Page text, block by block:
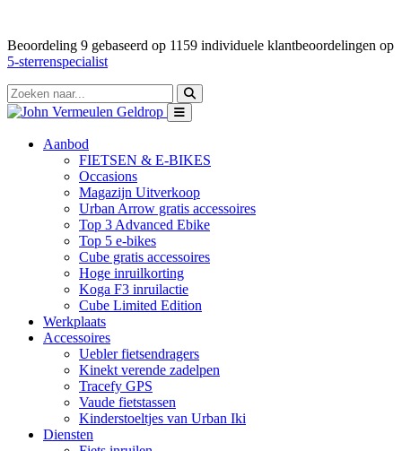
Beoordeling 9 gebaseerd op 1159 individuele klantbeoordelingen op
5-sterrenspecialist
Aanbod
FIETSEN & E-BIKES
Occasions
Magazijn Uitverkoop
Urban Arrow gratis accessoires
Top 3 Advanced Ebike
Top 5 e-bikes
Cube gratis accessoires
Hoge inruilkorting
Koga F3 inruilactie
Cube Limited Edition
Werkplaats
Accessoires
Uebler fietsendragers
Kinekt verende zadelpen
Tracefy GPS
Vaude fietstassen
Kinderstoeltjes van Urban Iki
Diensten